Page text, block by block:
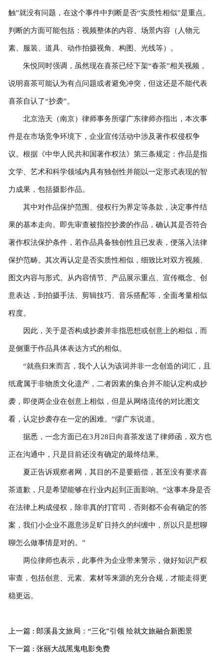
触”就没有问题，在这个事件中判断是否“实质性相似”是重点。
判断的方面可能包括：视频整体的内容、场景内容（人物元
素、服装、道具、动作拍摄视角、构图、光线等）。
朱悦同时强调，虽然现在喜茶已经下架“春茶”相关视频，
说明喜茶可能认为有点问题或者避免冲突，但这还是不能代表
喜茶自认了“抄袭”。
北京浩天（南京）律师事务所缪广东律师亦指出，本次事
件是在市场竞争环境下，企业宣传活动中涉及著作权侵权争
议。根据《中华人民共和国著作权法》第三条规定：作品是指
文学、艺术和科学领域内具有独创性并能以一定形式表现的智
力成果，包括摄影作品。
其中对作品保护范围、侵权行为界定等条款，决定事件结
果的基本走向。即先审查被指控抄袭的作品，确认其是否符合
著作权法保护条件，若作品具备独创性且已发表，便落入法律
保护范畴。其次再认定是否实质性相似，细致比对双方视频、
图文内容与形式。从内容情节、产品展示重点、宣传概念、创
意表达，到拍摄手法、剪辑技巧、音乐搭配等，全面考量相似
程度。
因此，关于是否构成抄袭并非指思想或创意上的相似，而
是侧重于作品具体表达方式的相似。
“就燕归来而言，我个人认为该词并非一念创造的词汇，且
纸鸢属于非物质文化遗产，二者因素的集合并不能认定构成抄
袭，即使两企业在创意上相似，但是从网络流传的对比图文
看，认定抄袭存在一定的困难。”缪广东说道。
据悉，一念方面已在3月28日向喜茶发送了律师函，双方也
正在沟通中，只是目前还没有确定的最终结果。
夏正告诉观察者网，其目的不是要赔偿，甚至没有要求喜
茶道歉，只是希望能够在行业内起到正面影响。“这事本身是否
在法律上构成侵权，除非真的打官司，否则都不会有确定的答
案，我们小企业不愿意涉足旷日持久的纠缠中，所以只是想聊
聊怎么做事情是对的。”
两位律师也表示，此事件为企业带来警示，做好知识产权
审查，包括创意、元素、素材等来源的充分合规，才能走得更
稳更远。
上一篇 : 郎溪县文旅局：“三化”引领 绘就文旅融合新图景
下一篇 : 张丽大战黑鬼电影免费